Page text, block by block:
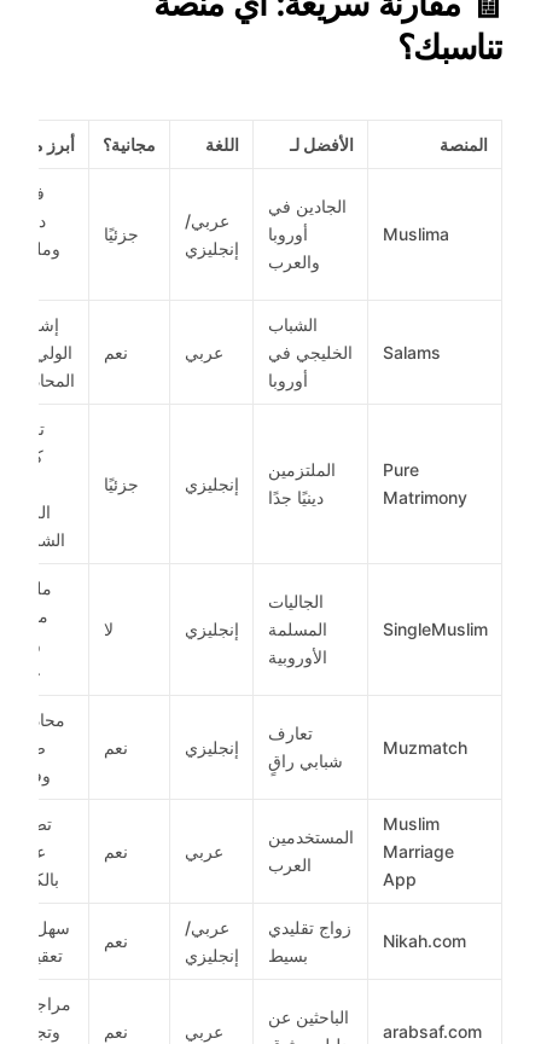
تناسبك؟
المنصة الأفضل لـ اللغة مجانية؟ أبرز ميزة
Muslima
الجادين في
أوروبا
والعرب
عربي/
إنجليزي
جزئيًا
فلترة
دقيقة
وملفات
Salams
الشباب
الخليجي في
أوروبا
عربي نعم
إشراف
الولي في
المحادثات
Pure
Matrimony
الملتزمين
دينيًا جدًا
إنجليزي جزئيًا
تركيز
كامل
الزواج
الشرعي
SingleMuslim
الجاليات
المسلمة
الأوروبية
إنجليزي لا
ملفات
موثقة
ودقة
عالية
Muzmatch
تعارف
شبابي راقٍ
إنجليزي نعم
محادثات
صوت
وفيديو
Muslim
Marriage
App
المستخدمين
العرب
عربي نعم
تصميم
عربي
بالكامل
Nikah.com
زواج تقليدي
بسيط
عربي/
إنجليزي
نعم
سهل وبلا
تعقيدات
arabsaf.com
الباحثين عن
عربي نعم
مراجعات
وتجارب